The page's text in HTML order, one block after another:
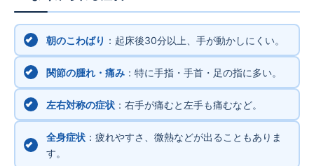
朝のこわばり ：起床後30分以上、手が動かしにくい。
関節の腫れ・痛み：特に手指・手首・足の指に多い。
左右対称の症状：右手が痛むと左手も痛むなど。
全身症状：疲れやすさ、微熱などが出ることもありま
す。